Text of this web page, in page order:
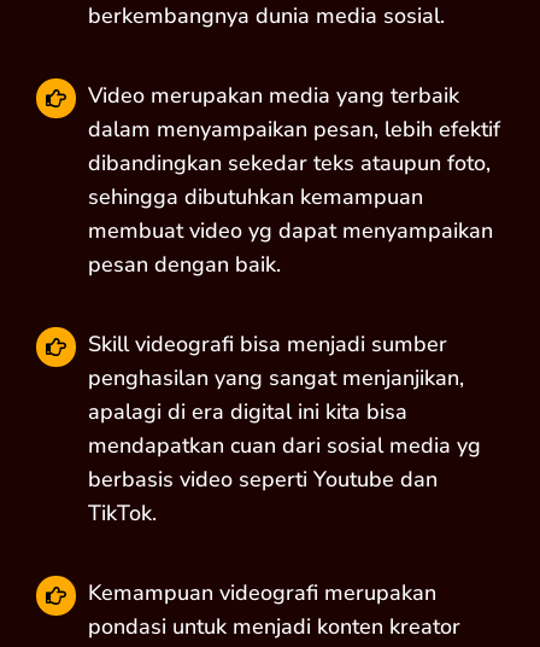
berkembangnya dunia media sosial.
Video merupakan media yang terbaik
dalam menyampaikan pesan, lebih efektif
dibandingkan sekedar teks ataupun foto,
sehingga dibutuhkan kemampuan
membuat video yg dapat menyampaikan
pesan dengan baik.
Skill videografi bisa menjadi sumber
penghasilan yang sangat menjanjikan,
apalagi di era digital ini kita bisa
mendapatkan cuan dari sosial media yg
berbasis video seperti Youtube dan
TikTok.
Kemampuan videografi merupakan
pondasi untuk menjadi konten kreator